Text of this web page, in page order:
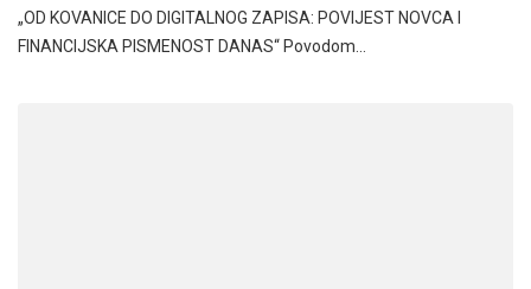
„OD KOVANICE DO DIGITALNOG ZAPISA: POVIJEST NOVCA I
FINANCIJSKA PISMENOST DANAS“ Povodom…